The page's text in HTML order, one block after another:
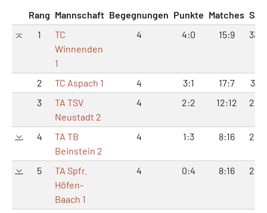
Rang Mannschaft Begegnungen Punkte Matches
1
TC
Winnenden
1
4 4:0 15:9
2 TC Aspach 1 4 3:1 17:7
3
TA TSV
Neustadt 2
4 2:2 12:12
4
TA TB
Beinstein 2
4 1:3 8:16
5
TA Spfr.
Höfen-
Baach 1
4 0:4 8:16